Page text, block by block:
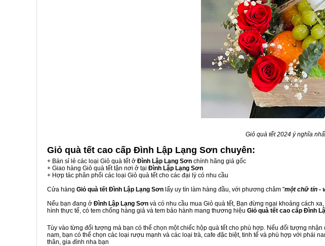
Giỏ quà tết 2024 ý nghĩa
Giỏ quà tết cao cấp Đình Lập Lạng Sơn chuyên:
+ Bán sỉ lẻ các loại Giỏ quà tết ở Đình Lập Lạng Sơn chính hãng giá gốc
+ Giao hàng Giỏ quà tết tận nơi ở tại Đình Lập Lạng Sơn
+ Hợp tác phân phối các loại Giỏ quà tết cho các đại lý có nhu cầu
Cửa hàng Giỏ quà tết Đình Lập Lạng Sơn lấy uy tín làm hàng đầu, với phương châm "một chữ tín -
Nếu bạn đang ở Đình Lập Lạng Sơn và có nhu cầu mua Giỏ quà tết, Bạn đừng ngại khoảng cách
hình thực tế, có tem chống hàng giả và tem bảo hành mang thương hiệu Giỏ quà tết cao cấp Đình
Tùy vào từng đối tượng mà bạn có thể chọn một chiếc hộp quà tết cho phù hợp. Nếu đối tượng
nam, bạn có thể chọn các loại rượu mạnh và các loại trà, cafe đặc biệt, tinh tế và phù hợp với phái
thân, gia đình nha bạn